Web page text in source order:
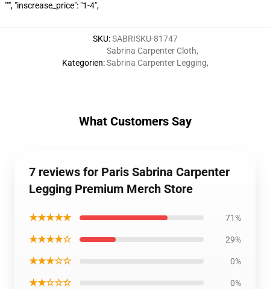
""", "inscrease_price": "1-4",
SKU:SABRISKU-81747
Kategorien:
Sabrina Carpenter Cloth,
Sabrina Carpenter Legging,
What Customers Say
7 reviews for Paris Sabrina Carpenter
Legging Premium Merch Store
★★★★★ 71%
★★★★☆ 29%
★★★☆☆ 0%
★★☆☆☆ 0%